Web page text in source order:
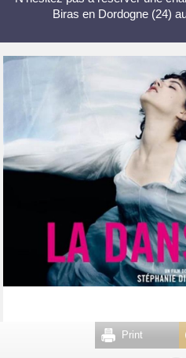
Biras en Dordogne (24)
Print